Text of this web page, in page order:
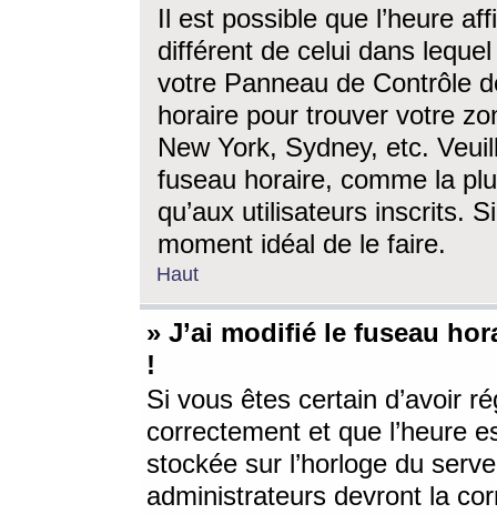
Il est possible que l’heure
différent de celui dans
votre Panneau de Contrôle
horaire pour trouver votre
New York, Sydney, etc.
fuseau horaire, comme la
qu’aux utilisateurs inscrits.
moment idéal de le faire.
Haut
» J’ai modifié le fuseau
!
Si vous êtes certain d’avoir
correctement et que l’heure
stockée sur l’horloge du
administrateurs devront la